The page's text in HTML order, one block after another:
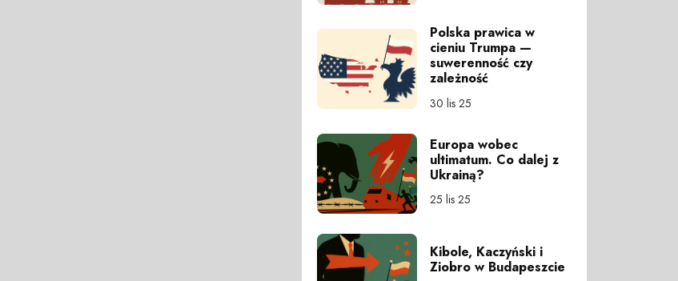
Polska prawica w
cieniu Trumpa —
suwerenność czy
zależność
30 lis 25
Europa wobec
ultimatum. Co dalej z
Ukrainą?
25 lis 25
Kibole, Kaczyński i
Ziobro w Budapeszcie